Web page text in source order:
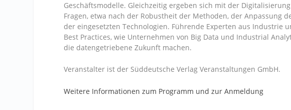
Geschäftsmodelle. Gleichzeitig ergeben sich mit der
Fragen, etwa nach der Robustheit der Methoden, der Anpassung
der eingesetzten Technologien. Führende Experten aus Industrie
Best Practices, wie Unternehmen von Big Data und Industrial
die datengetriebene Zukunft machen.
Veranstalter ist der Süddeutsche Verlag Veranstaltungen GmbH.
Weitere Informationen zum Programm und zur Anmeldung